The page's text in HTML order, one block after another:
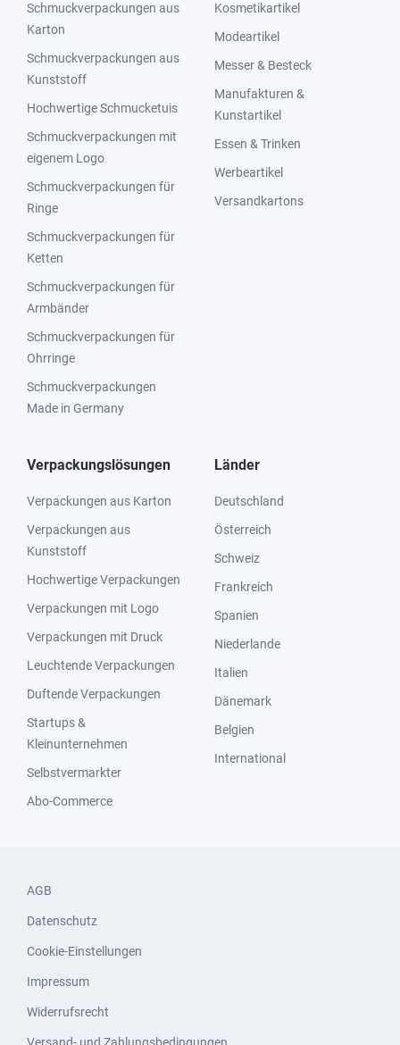
Schmuckverpackungen aus
Karton
Schmuckverpackungen aus
Kunststoff
Hochwertige Schmucketuis
Schmuckverpackungen mit
eigenem Logo
Schmuckverpackungen für
Ringe
Schmuckverpackungen für
Ketten
Schmuckverpackungen für
Armbänder
Schmuckverpackungen für
Ohrringe
Schmuckverpackungen
Made in Germany
Kosmetikartikel
Modeartikel
Messer & Besteck
Manufakturen &
Kunstartikel
Essen & Trinken
Werbeartikel
Versandkartons
Verpackungslösungen
Verpackungen aus Karton
Verpackungen aus
Kunststoff
Hochwertige Verpackungen
Verpackungen mit Logo
Verpackungen mit Druck
Leuchtende Verpackungen
Duftende Verpackungen
Startups &
Kleinunternehmen
Selbstvermarkter
Abo-Commerce
Länder
Deutschland
Österreich
Schweiz
Frankreich
Spanien
Niederlande
Italien
Dänemark
Belgien
International
AGB
Datenschutz
Cookie-Einstellungen
Impressum
Widerrufsrecht